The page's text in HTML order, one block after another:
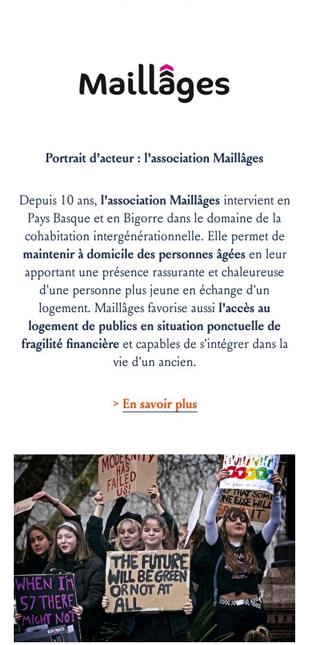
Portrait d’acteur : l’association Maillâges
Depuis 10 ans, l’association Maillâgesintervient en
Pays Basque et en Bigorre dans le domaine de la
cohabitation intergénérationnelle. Elle permet de
maintenir à domicile des personnes âgéesen leur
apportant une présence rassurante et chaleureuse
d’une personne plus jeune en échange d’un
logement. Maillâges favorise aussi l’accès au
logement de publics en situation ponctuelle de
fragilité financièreet capables de s’intégrer dans la
vie d’un ancien.
> En savoir plus